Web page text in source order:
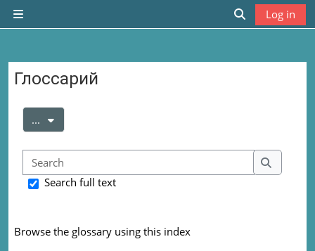
Skip to main content
Side panel
Toggle
Log in
Глоссарий
... Export entries
Search
Search
Search full text
Browse the glossary using this index